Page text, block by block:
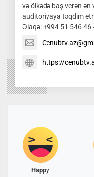
və ölkədə baş verən ən
auditoriyaya təqdim
Əlaqə: +994 51 546 46
https://
Happy